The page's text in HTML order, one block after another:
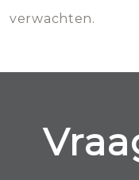
verwachten.